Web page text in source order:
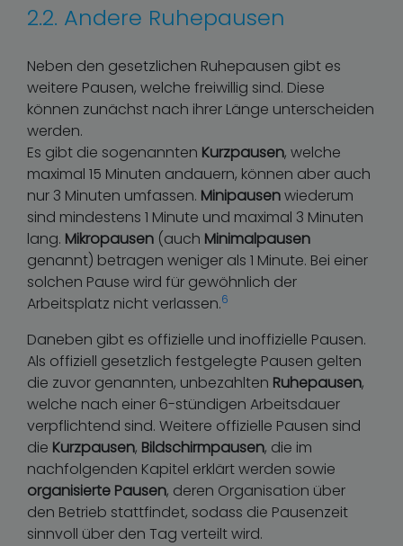
2.2. Andere Ruhepausen
Neben den gesetzlichen Ruhepausen gibt es
weitere Pausen, welche freiwillig sind. Diese
können zunächst nach ihrer Länge unterscheiden
werden.
Es gibt die sogenannten Kurzpausen, welche
maximal 15 Minuten andauern, können aber auch
nur 3 Minuten umfassen. Minipausenwiederum
sind mindestens 1 Minute und maximal 3 Minuten
lang. Mikropausen (auch Minimalpausen
genannt) betragen weniger als 1 Minute. Bei einer
solchen Pause wird für gewöhnlich der
Arbeitsplatz nicht verlassen.6
Daneben gibt es offizielle und inoffizielle Pausen.
Als offiziell gesetzlich festgelegte Pausen gelten
die zuvor genannten, unbezahlten Ruhepausen,
welche nach einer 6-stündigen Arbeitsdauer
verpflichtend sind. Weitere offizielle Pausen sind
die Kurzpausen, Bildschirmpausen, die im
nachfolgenden Kapitel erklärt werden sowie
organisierte Pausen, deren Organisation über
den Betrieb stattfindet, sodass die Pausenzeit
sinnvoll über den Tag verteilt wird.